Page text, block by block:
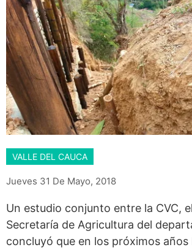
VALLE DEL CAUCA
Jueves 31 De Mayo, 2018
Un estudio conjunto entre la CVC,
Secretaría de Agricultura del
concluyó que en los próximos